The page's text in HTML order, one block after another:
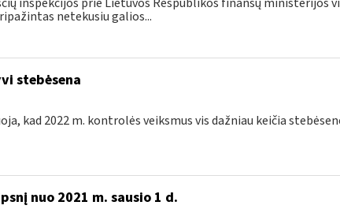
netekusiu galios...
stebėsena
kad 2022 m. kontrolės veiksmus vis dažniau keičia
nuo 2021 m. sausio 1 d.